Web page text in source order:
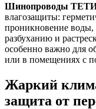
Шинопроводы
влагозащиты:
проникновение воды,
разбуханию и
особенно важно для
или в помещениях с
Жаркий
защита от